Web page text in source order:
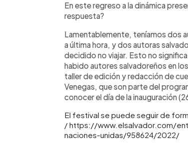
En este regreso a la dinámica
respuesta?
Lamentablemente, teníamos dos
a última hora, y dos autoras
decidido no viajar. Esto no
habido autores salvadoreños en
taller de edición y redacción de
Venegas, que son parte del
conocer el día de la inauguración
El festival se puede seguir de
/ https://www.elsalvador.com/
naciones-unidas/958624/2022/